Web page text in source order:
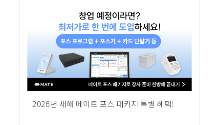
2026년 새해 메이트 포스 패키지 특별 혜택!